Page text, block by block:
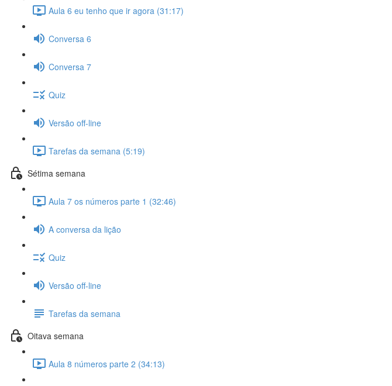
Aula 6 eu tenho que ir agora (31:17)
Conversa 6
Conversa 7
Quiz
Versão off-line
Tarefas da semana (5:19)
Sétima semana
Aula 7 os números parte 1 (32:46)
A conversa da lição
Quiz
Versão off-line
Tarefas da semana
Oitava semana
Aula 8 números parte 2 (34:13)